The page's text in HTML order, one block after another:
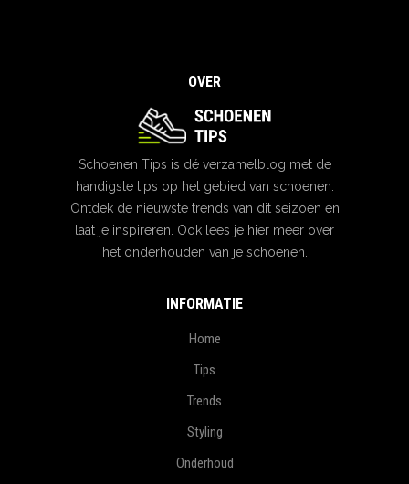
OVER
Schoenen Tips is dé verzamelblog met de
handigste tips op het gebied van schoenen.
Ontdek de nieuwste trends van dit seizoen en
laat je inspireren. Ook lees je hier meer over
het onderhouden van je schoenen.
INFORMATIE
Home
Tips
Trends
Styling
Onderhoud